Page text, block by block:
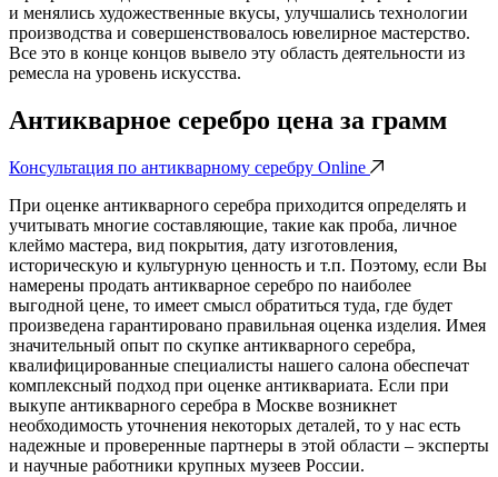
и менялись художественные вкусы, улучшались технологии
производства и совершенствовалось ювелирное мастерство.
Все это в конце концов вывело эту область деятельности из
ремесла на уровень искусства.
Антикварное серебро цена за грамм
Консультация по антикварному серебру Online
При оценке антикварного серебра приходится определять и
учитывать многие составляющие, такие как проба, личное
клеймо мастера, вид покрытия, дату изготовления,
историческую и культурную ценность и т.п. Поэтому, если Вы
намерены продать антикварное серебро по наиболее
выгодной цене, то имеет смысл обратиться туда, где будет
произведена гарантировано правильная оценка изделия. Имея
значительный опыт по скупке антикварного серебра,
квалифицированные специалисты нашего салона обеспечат
комплексный подход при оценке антиквариата. Если при
выкупе антикварного серебра в Москве возникнет
необходимость уточнения некоторых деталей, то у нас есть
надежные и проверенные партнеры в этой области – эксперты
и научные работники крупных музеев России.